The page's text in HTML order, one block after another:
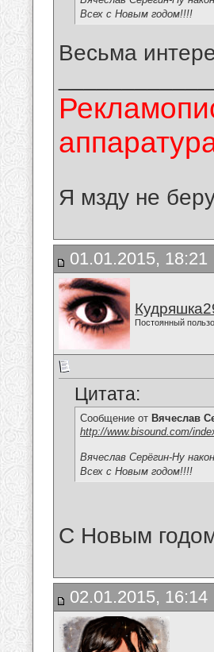
Всех с Новым годом!!!!
Весьма
Я мзду не
01.01.2015, 18:21
Постоянный
Цитата:
Сообщение от Вячеслав
http://www.bisound.com/
Вячеслав Серёгин-Ну
Всех с Новым годом!!!!
С Новым
02.01.2015, 16:14